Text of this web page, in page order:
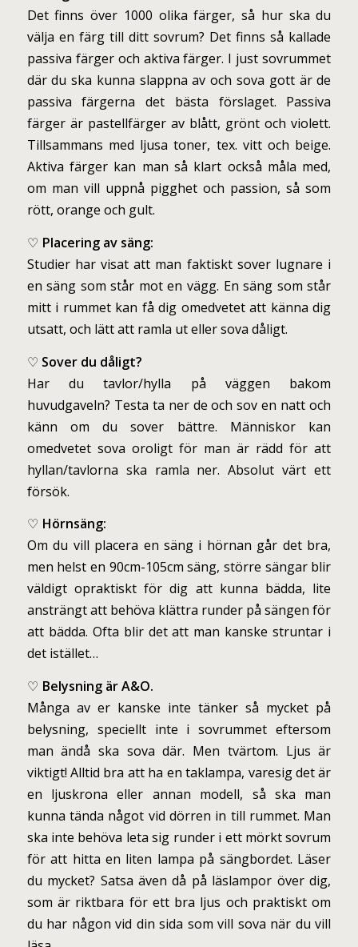
Det finns över 1000 olika färger, så hur ska du
välja en färg till ditt sovrum? Det finns så kallade
passiva färger och aktiva färger. I just sovrummet
där du ska kunna slappna av och sova gott är de
passiva färgerna det bästa förslaget. Passiva
färger är pastellfärger av blått, grönt och violett.
Tillsammans med ljusa toner, tex. vitt och beige.
Aktiva färger kan man så klart också måla med,
om man vill uppnå pigghet och passion, så som
rött, orange och gult.
♡ Placering av säng:
Studier har visat att man faktiskt sover lugnare i
en säng som står mot en vägg. En säng som står
mitt i rummet kan få dig omedvetet att känna dig
utsatt, och lätt att ramla ut eller sova dåligt.
♡ Sover du dåligt?
Har du tavlor/hylla på väggen bakom
huvudgaveln? Testa ta ner de och sov en natt och
känn om du sover bättre. Människor kan
omedvetet sova oroligt för man är rädd för att
hyllan/tavlorna ska ramla ner. Absolut värt ett
försök.
♡ Hörnsäng:
Om du vill placera en säng i hörnan går det bra,
men helst en 90cm-105cm säng, större sängar blir
väldigt opraktiskt för dig att kunna bädda, lite
ansträngt att behöva klättra runder på sängen för
att bädda. Ofta blir det att man kanske struntar i
det istället…
♡ Belysning är A&O.
Många av er kanske inte tänker så mycket på
belysning, speciellt inte i sovrummet eftersom
man ändå ska sova där. Men tvärtom. Ljus är
viktigt! Alltid bra att ha en taklampa, varesig det är
en ljuskrona eller annan modell, så ska man
kunna tända något vid dörren in till rummet. Man
ska inte behöva leta sig runder i ett mörkt sovrum
för att hitta en liten lampa på sängbordet. Läser
du mycket? Satsa även då på läslampor över dig,
som är riktbara för ett bra ljus och praktiskt om
du har någon vid din sida som vill sova när du vill